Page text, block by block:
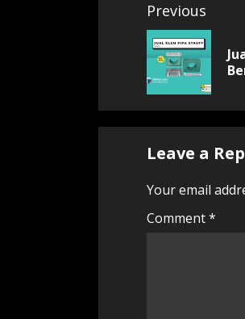
Continue
Reading
Previous
Leave a
Your email
Comment*